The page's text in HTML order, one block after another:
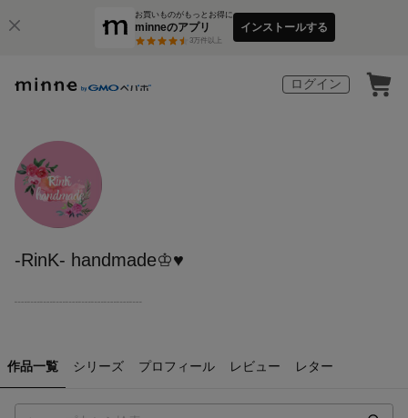
お買いものがもっとお得に
minneのアプリ
3万件以上
インストールする
ログイン
-RinK- handmade♔♥︎
┈┈┈┈┈┈┈┈┈┈
作品一覧 シリーズ プロフィール レビュー レター